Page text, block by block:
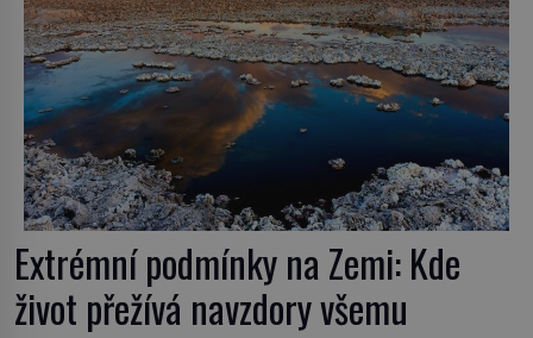
Extrémní podmínky na Zemi: Kde
život přežívá navzdory všemu